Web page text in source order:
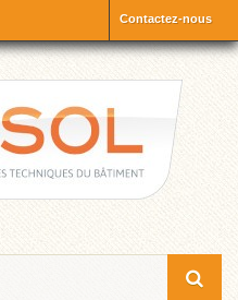
Contactez-nous